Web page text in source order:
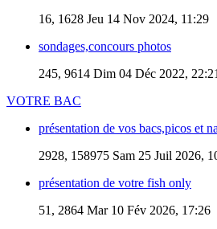
16, 1628 Jeu 14 Nov 2024, 11:29
sondages,concours photos
245, 9614 Dim 04 Déc 2022, 22:21
VOTRE BAC
présentation de vos bacs,picos et
2928, 158975 Sam 25 Juil 2026,
présentation de votre fish only
51, 2864 Mar 10 Fév 2026, 17:26